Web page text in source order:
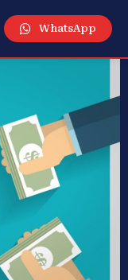
WhatsApp